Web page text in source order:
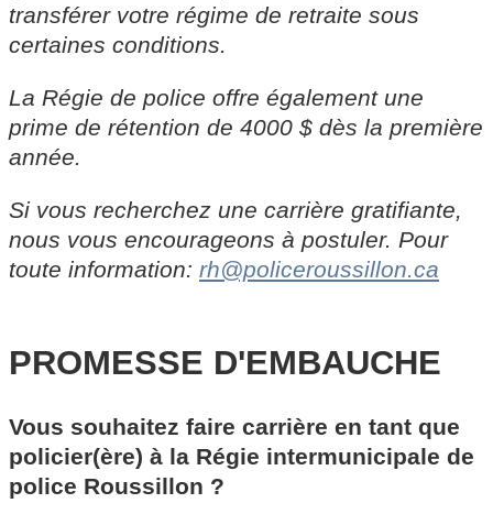
transférer votre régime de retraite sous
certaines conditions.
La Régie de police offre également une
prime de rétention de 4000 $ dès la première
année.
Si vous recherchez une carrière gratifiante,
nous vous encourageons à postuler. Pour
toute information: rh@policeroussillon.ca
PROMESSE D'EMBAUCHE
Vous souhaitez faire carrière en tant que
policier(ère) à la Régie intermunicipale de
police Roussillon ?